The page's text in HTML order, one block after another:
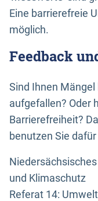
Eine barrierefreie
möglich.
Feedback
Sind Ihnen
aufgefallen? Oder
Barrierefreiheit?
benutzen Sie
und Klimaschutz
Referat 14: